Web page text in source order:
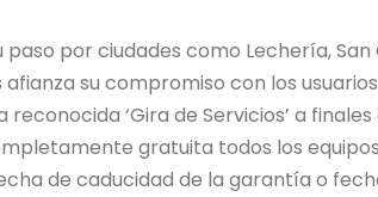
paso por ciudades como Lechería,
afianza su compromiso con los
reconocida ‘Gira de Servicios’ a
gratuita todos los
de caducidad de la garantía o